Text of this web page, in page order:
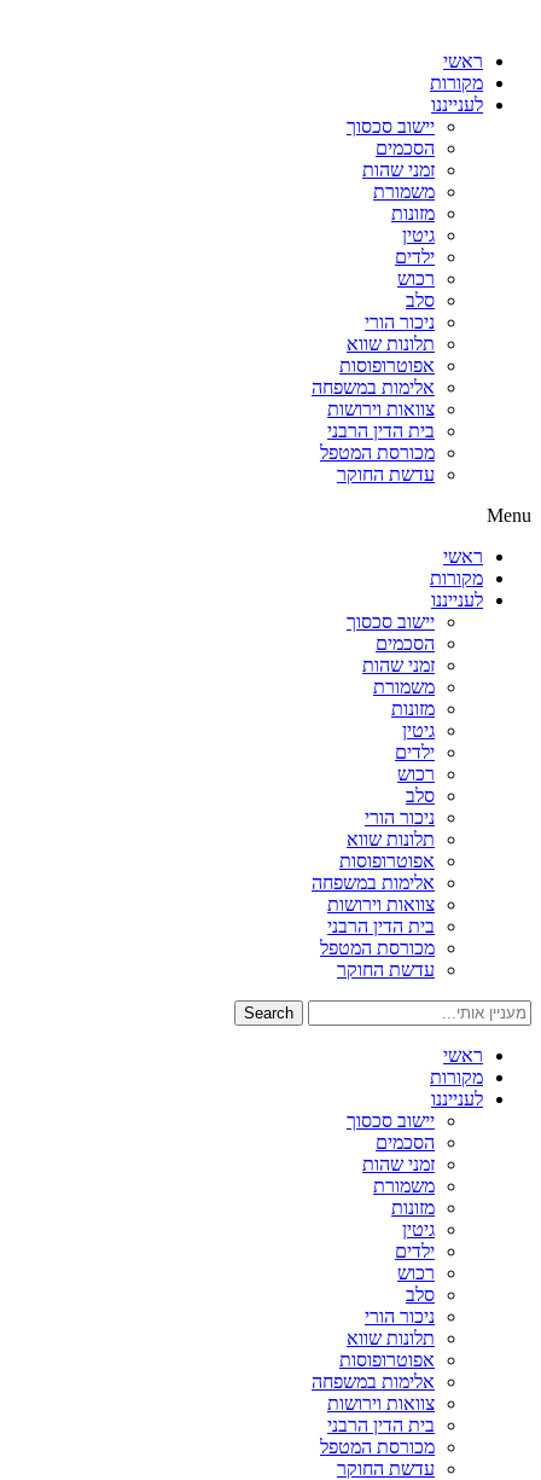
ראשי
מקורות
לענייננו
יישוב סכסוך
הסכמים
זמני שהות
משמורת
מזונות
גיטין
ילדים
רכוש
סלב
ניכור הורי
תלונות שווא
אפוטרופוסות
אלימות במשפחה
צוואות וירושות
בית הדין הרבני
מכורסת המטפל
עדשת החוקר
Menu
ראשי
מקורות
לענייננו
יישוב סכסוך
הסכמים
זמני שהות
משמורת
מזונות
גיטין
ילדים
רכוש
סלב
ניכור הורי
תלונות שווא
אפוטרופוסות
אלימות במשפחה
צוואות וירושות
בית הדין הרבני
מכורסת המטפל
עדשת החוקר
Search
ראשי
מקורות
לענייננו
יישוב סכסוך
הסכמים
זמני שהות
משמורת
מזונות
גיטין
ילדים
רכוש
סלב
ניכור הורי
תלונות שווא
אפוטרופוסות
אלימות במשפחה
צוואות וירושות
בית הדין הרבני
מכורסת המטפל
עדשת החוקר